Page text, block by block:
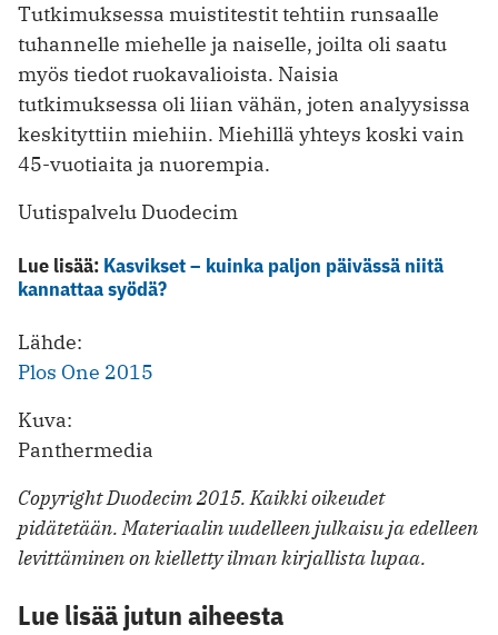
Tutkimuksessa muistitestit tehtiin runsaalle
tuhannelle miehelle ja naiselle, joilta oli saatu
myös tiedot ruokavalioista. Naisia
tutkimuksessa oli liian vähän, joten analyysissa
keskityttiin miehiin. Miehillä yhteys koski vain
45-vuotiaita ja nuorempia.
Uutispalvelu Duodecim
Lue lisää: Kasvikset – kuinka paljon päivässä niitä
kannattaa syödä?
Lähde:
Plos One 2015
Kuva:
Panthermedia
Copyright Duodecim 2015. Kaikki oikeudet
pidätetään. Materiaalin uudelleen julkaisu ja edelleen
levittäminen on kielletty ilman kirjallista lupaa.
Lue lisää jutun aiheesta